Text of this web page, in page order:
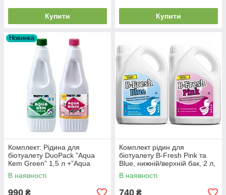
Купити Купити
Новинка
Комплект: Рідина для
біотуалету DuoPack ”Аqua
Кem Green” 1,5 л +”Аqua
Rinse Plus” 1,5 л
В наявності
990 ₴
Комплект рідин для
біотуалету B-Fresh Pink та
Blue, нижній/верхній бак, 2 л,
Thetford
В наявності
740 ₴